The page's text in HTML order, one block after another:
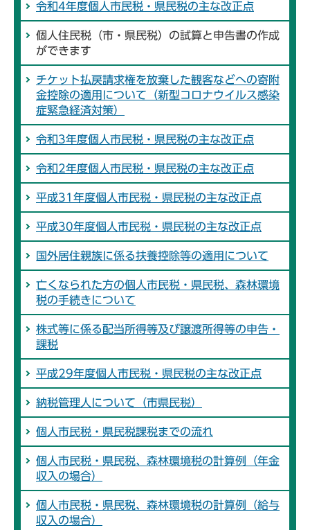
令和4年度個人市民税・県民税の主な改正点
個人住民税（市・県民税）の試算と申告書の作成
ができます
チケット払戻請求権を放棄した観客などへの寄附
金控除の適用について（新型コロナウイルス感染
症緊急経済対策）
令和3年度個人市民税・県民税の主な改正点
令和2年度個人市民税・県民税の主な改正点
平成31年度個人市民税・県民税の主な改正点
平成30年度個人市民税・県民税の主な改正点
国外居住親族に係る扶養控除等の適用について
亡くなられた方の個人市民税・県民税、森林環境
税の手続きについて
株式等に係る配当所得等及び譲渡所得等の申告・
課税
平成29年度個人市民税・県民税の主な改正点
納税管理人について（市県民税）
個人市民税・県民税課税までの流れ
個人市民税・県民税、森林環境税の計算例（年金
収入の場合）
個人市民税・県民税、森林環境税の計算例（給与
収入の場合）